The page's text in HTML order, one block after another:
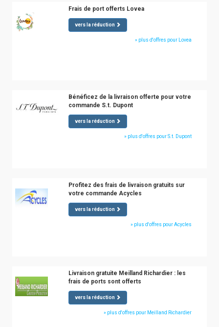
Frais de port offerts Lovea
vers la réduction
» plus d'offres pour Lovea
Bénéficez de la livraison offerte pour votre
commande S.t. Dupont
vers la réduction
» plus d'offres pour S.t. Dupont
Profitez des frais de livraison gratuits sur
votre commande Acycles
vers la réduction
» plus d'offres pour Acycles
Livraison gratuite Meilland Richardier : les
frais de ports sont offerts
vers la réduction
» plus d'offres pour Meilland Richardier